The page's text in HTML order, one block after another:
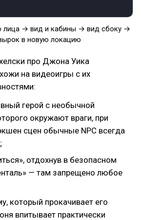
лица → вид и кабины → вид сбоку →
в новую локацию
про Джона Уика
на видеоигры с их
герой с необычной
окружают враги, при
сцен обычные NPC всегда
отдохнув в безопасном
— там запрещено любое
который прокачивает его
впитывает практически